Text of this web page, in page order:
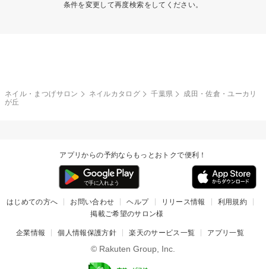
条件を変更して再度検索をしてください。
ネイル・まつげサロン ネイルカタログ 千葉県
成田・佐倉・ユーカリ
が丘
アプリからの予約ならもっとおトクで便利！
はじめての方へ お問い合わせ ヘルプ リリース情報
利用規約
掲載ご希望のサロン様
企業情報 個人情報保護方針 楽天のサービス一覧 アプリ一覧
© Rakuten Group, Inc.